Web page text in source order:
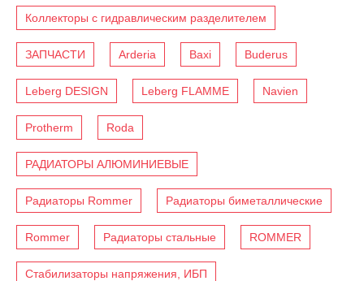
Коллекторы с гидравлическим разделителем
ЗАПЧАСТИ Arderia Baxi Buderus
Leberg DESIGN Leberg FLAMME Navien
Protherm Roda
РАДИАТОРЫ АЛЮМИНИЕВЫЕ
Радиаторы Rommer Радиаторы биметаллические
Rommer Радиаторы стальные ROMMER
Стабилизаторы напряжения, ИБП